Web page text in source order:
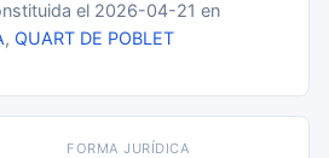
el 2026-04-21 en
, QUART DE POBLET
FORMA JURÍDICA